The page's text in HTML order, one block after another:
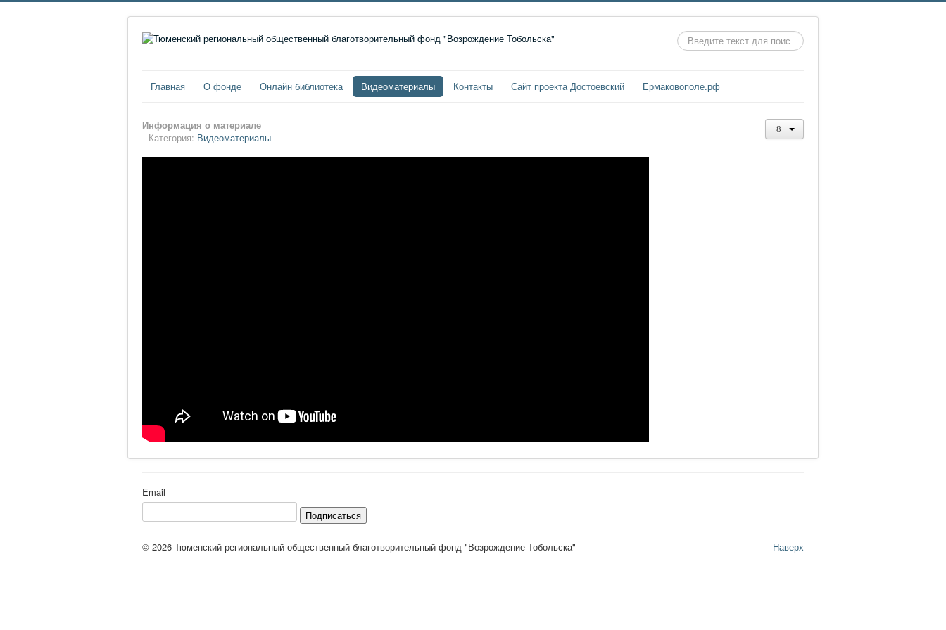
Искать...
Главная О фонде Онлайн библиотека Видеоматериалы Контакты Сайт проекта Достоевский Ермаковополе.рф
Информация о материале
Категория: Видеоматериалы
Email
Подписаться
Наверх
© 2026 Тюменский региональный общественный благотворительный фонд "Возрождение Тобольска"